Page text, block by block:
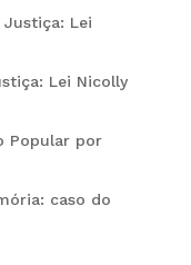
Lei
Lei Nicolly
Popular por
caso do